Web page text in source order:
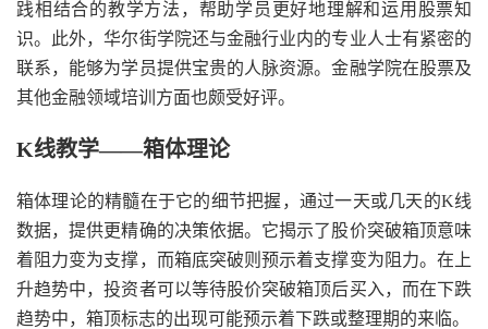
践相结合的教学方法，帮助学员更好地理解和运用股票知
识。此外，华尔街学院还与金融行业内的专业人士有紧密的
联系，能够为学员提供宝贵的人脉资源。金融学院在股票及
其他金融领域培训方面也颇受好评。
K线教学——箱体理论
箱体理论的精髓在于它的细节把握，通过一天或几天的K线
数据，提供更精确的决策依据。它揭示了股价突破箱顶意味
着阻力变为支撑，而箱底突破则预示着支撑变为阻力。在上
升趋势中，投资者可以等待股价突破箱顶后买入，而在下跌
趋势中，箱顶标志的出现可能预示着下跌或整理期的来临。